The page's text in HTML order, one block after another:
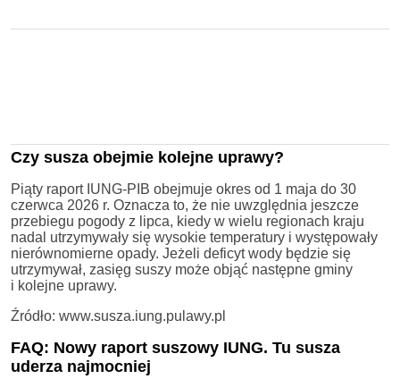
Czy susza obejmie kolejne uprawy?
Piąty raport IUNG-PIB obejmuje okres od 1 maja do 30
czerwca 2026 r. Oznacza to, że nie uwzględnia jeszcze
przebiegu pogody z lipca, kiedy w wielu regionach kraju
nadal utrzymywały się wysokie temperatury i występowały
nierównomierne opady. Jeżeli deficyt wody będzie się
utrzymywał, zasięg suszy może objąć następne gminy
i kolejne uprawy.
Źródło: www.susza.iung.pulawy.pl
FAQ: Nowy raport suszowy IUNG. Tu susza
uderza najmocniej